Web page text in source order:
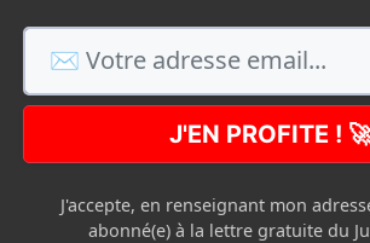
J'EN PROFITE !
J'accepte, en renseignant mon
abonné(e) à la lettre gratuite du